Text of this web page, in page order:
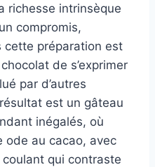
richesse intrinsèque
compromis,
cette préparation est
de s’exprimer
par d’autres
est un gâteau
inégalés, où
ode au cacao, avec
qui contraste